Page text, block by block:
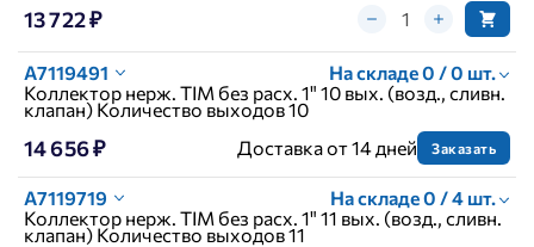
13 722 ₽
A7119491
На складе 0 / 0 шт.
Коллектор нерж. TIM без расх. 1" 10 вых. (возд., сливн.
клапан) Количество выходов 10
14 656 ₽ Доставка от 14 дней Заказать
A7119719
На складе 0 / 4 шт.
Коллектор нерж. TIM без расх. 1" 11 вых. (возд., сливн.
клапан) Количество выходов 11